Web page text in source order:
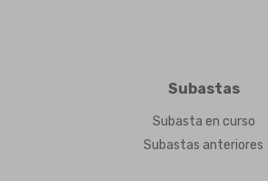
Subastas
Subasta en curso
Subastas anteriores